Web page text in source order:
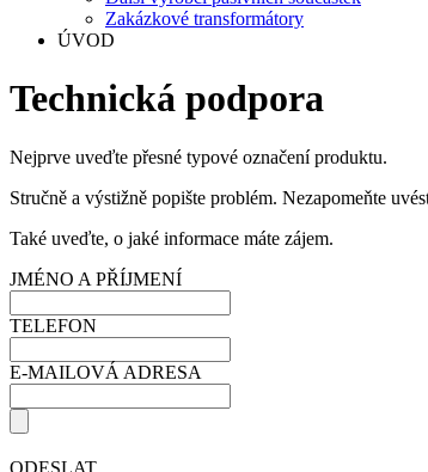
Zakázkové transformátory
ÚVOD
Technická podpora
Nejprve uveďte přesné typové označení produktu.
Stručně a výstižně popište problém. Nezapomeňte
Také uveďte, o jaké informace máte zájem.
JMÉNO A PŘÍJMENÍ
TELEFON
E-MAILOVÁ ADRESA
ODESLAT